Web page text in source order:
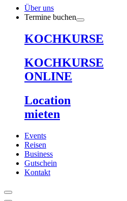
Über uns
Termine buchen
KOCHKURSE
KOCHKURSE
ONLINE
Location
mieten
Events
Reisen
Business
Gutschein
Kontakt